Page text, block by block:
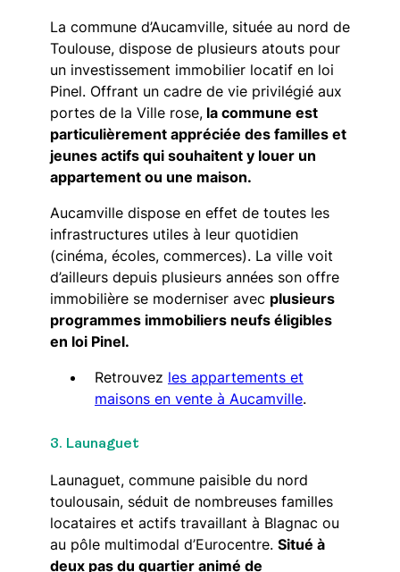
La commune d’Aucamville, située au nord de
Toulouse, dispose de plusieurs atouts pour
un investissement immobilier locatif en loi
Pinel. Offrant un cadre de vie privilégié aux
portes de la Ville rose, la commune est
particulièrement appréciée des familles et
jeunes actifs qui souhaitent y louer un
appartement ou une maison.
Aucamville dispose en effet de toutes les
infrastructures utiles à leur quotidien
(cinéma, écoles, commerces). La ville voit
d’ailleurs depuis plusieurs années son offre
immobilière se moderniser avec plusieurs
programmes immobiliers neufs éligibles
en loi Pinel.
Retrouvez les appartements et
maisons en vente à Aucamville.
3. Launaguet
Launaguet, commune paisible du nord
toulousain, séduit de nombreuses familles
locataires et actifs travaillant à Blagnac ou
au pôle multimodal d’Eurocentre. Situé à
deux pas du quartier animé de